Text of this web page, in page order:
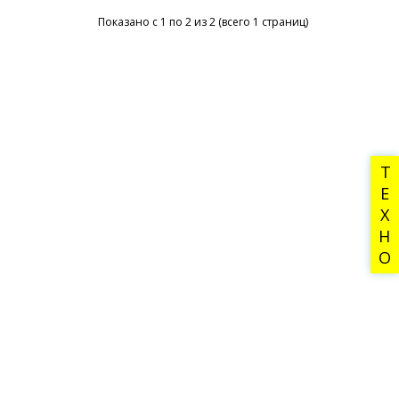
ТЕХНО
Показано с 1 по 2 из 2 (всего 1 страниц)